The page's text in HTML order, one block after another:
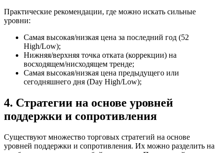
Практические рекомендации, где можно искать сильные
уровни:
Самая высокая/низкая цена за последний год (52
High/Low);
Нижняя/верхняя точка отката (коррекции) на
восходящем/нисходящем тренде;
Самая высокая/низкая цена предыдущего или
сегодняшнего дня (Day High/Low);
4. Стратегии на основе уровней
поддержки и сопротивления
Существуют множество торговых стратегий на основе
уровней поддержки и сопротивления. Их можно разделить на